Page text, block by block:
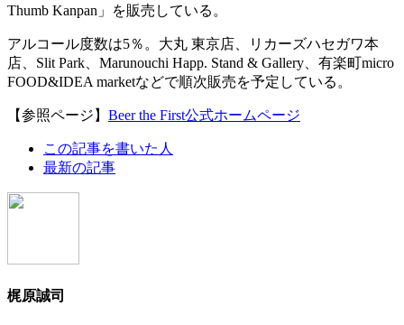
Thumb Kanpan」を販売している。
アルコール度数は5％。大丸 東京店、リカーズハセガワ本
店、Slit Park、Marunouchi Happ. Stand & Gallery、有楽町micro
FOOD&IDEA marketなどで順次販売を予定している。
【参照ページ】 Beer the First公式ホームページ
following
tabs
change
この記事を書いた人
最新の記事
梶原誠司